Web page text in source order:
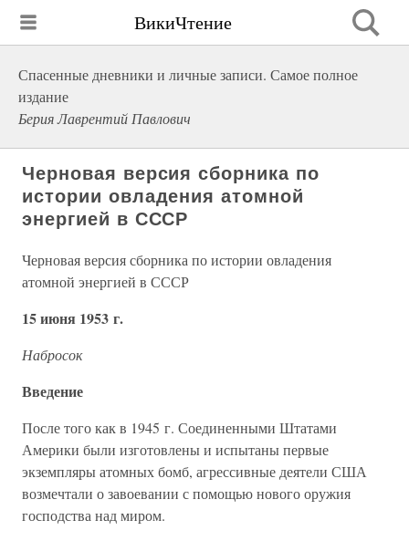
ВикиЧтение
Спасенные дневники и личные записи. Самое полное
издание
Берия Лаврентий Павлович
Черновая версия сборника по
истории овладения атомной
энергией в СССР
Черновая версия сборника по истории овладения
атомной энергией в СССР
15 июня 1953 г.
Набросок
Введение
После того как в 1945 г. Соединенными Штатами
Америки были изготовлены и испытаны первые
экземпляры атомных бомб, агрессивные деятели США
возмечтали о завоевании с помощью нового оружия
господства над миром.